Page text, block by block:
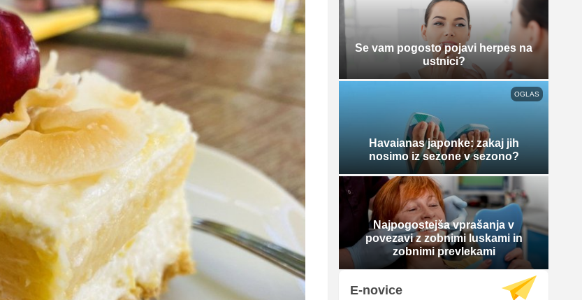
Se vam pogosto pojavi herpes na
ustnici?
OGLAS
Havaianas japonke: zakaj jih
nosimo iz sezone v sezono?
Najpogostejša vprašanja v
povezavi z zobnimi luskami in
zobnimi prevlekami
E-novice